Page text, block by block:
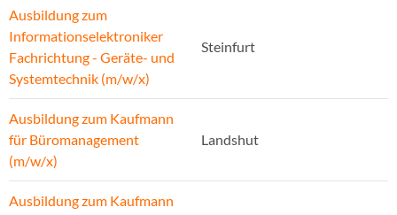
Ausbildung zum
Informationselektroniker
Fachrichtung - Geräte- und
Systemtechnik (m/w/x)
Steinfurt
Ausbildung zum Kaufmann
für Büromanagement
(m/w/x)
Landshut
Ausbildung zum Kaufmann